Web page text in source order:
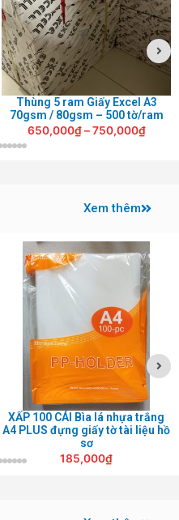
Thùng 5 ram Giấy Excel A3
70gsm / 80gsm – 500 tờ/ram
650,000₫–750,000₫
Xem thêm
XẤP 100 CÁI Bìa lá nhựa trắng
A4 PLUS đựng giấy tờ tài liệu hồ
sơ
185,000₫